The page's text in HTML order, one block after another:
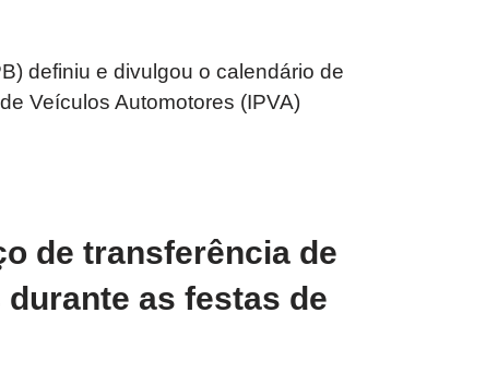
definiu e divulgou o calendário de
Veículos Automotores (IPVA)
de transferência de
as festas de